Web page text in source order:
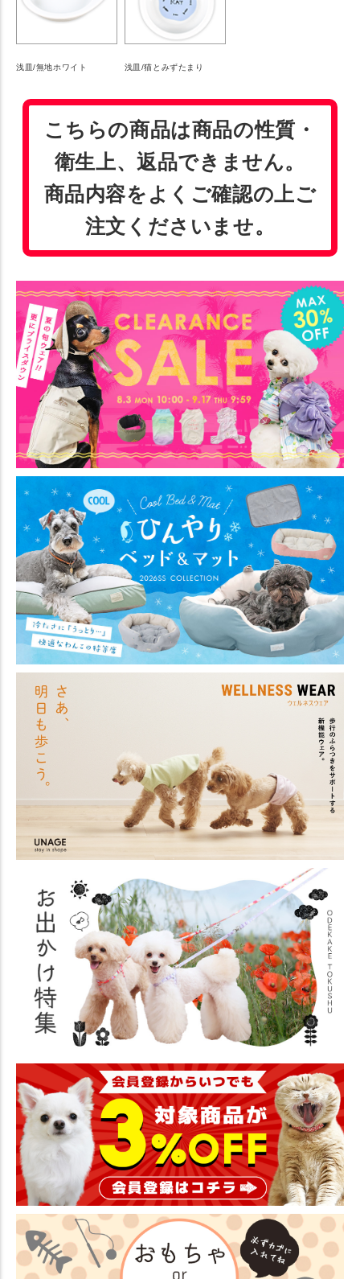
浅皿/無地ホワイト 浅皿/猫とみずたまり
こちらの商品は商品の性質・
衛生上、返品できません。
商品内容をよくご確認の上ご
注文くださいませ。